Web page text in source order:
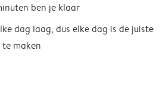
ben je klaar
dag laag, dus elke dag is de juiste
maken